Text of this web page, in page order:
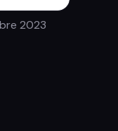
2023